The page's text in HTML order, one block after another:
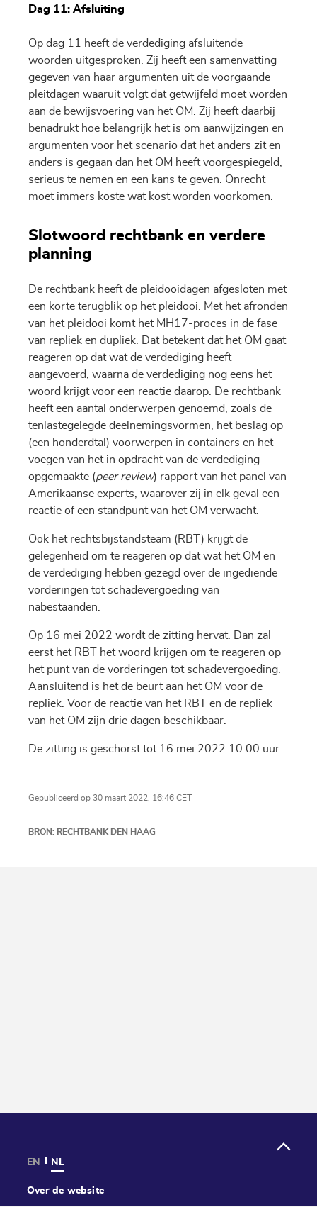
Dag 11: Afsluiting
Op dag 11 heeft de verdediging afsluitende
woorden uitgesproken. Zij heeft een samenvatting
gegeven van haar argumenten uit de voorgaande
pleitdagen waaruit volgt dat getwijfeld moet worden
aan de bewijsvoering van het OM. Zij heeft daarbij
benadrukt hoe belangrijk het is om aanwijzingen en
argumenten voor het scenario dat het anders zit en
anders is gegaan dan het OM heeft voorgespiegeld,
serieus te nemen en een kans te geven. Onrecht
moet immers koste wat kost worden voorkomen.
Slotwoord rechtbank en verdere
planning
De rechtbank heeft de pleidooidagen afgesloten met
een korte terugblik op het pleidooi. Met het afronden
van het pleidooi komt het MH17-proces in de fase
van repliek en dupliek. Dat betekent dat het OM gaat
reageren op dat wat de verdediging heeft
aangevoerd, waarna de verdediging nog eens het
woord krijgt voor een reactie daarop. De rechtbank
heeft een aantal onderwerpen genoemd, zoals de
tenlastegelegde deelnemingsvormen, het beslag op
(een honderdtal) voorwerpen in containers en het
voegen van het in opdracht van de verdediging
opgemaakte (peer review) rapport van het panel van
Amerikaanse experts, waarover zij in elk geval een
reactie of een standpunt van het OM verwacht.
Ook het rechtsbijstandsteam (RBT) krijgt de
gelegenheid om te reageren op dat wat het OM en
de verdediging hebben gezegd over de ingediende
vorderingen tot schadevergoeding van
nabestaanden.
Op 16 mei 2022 wordt de zitting hervat. Dan zal
eerst het RBT het woord krijgen om te reageren op
het punt van de vorderingen tot schadevergoeding.
Aansluitend is het de beurt aan het OM voor de
repliek. Voor de reactie van het RBT en de repliek
van het OM zijn drie dagen beschikbaar.
De zitting is geschorst tot 16 mei 2022 10.00 uur.
Gepubliceerd op 30 maart 2022, 16:46 CET
BRON: RECHTBANK DEN HAAG
EN NL
Over de website